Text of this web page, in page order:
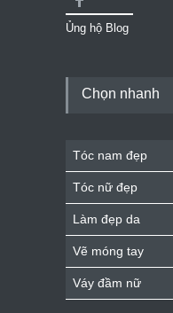
Ủng hộ Blog
Chọn nhanh
Tóc nam đẹp
Tóc nữ đẹp
Làm đẹp da
Vẽ móng tay
Váy đầm nữ